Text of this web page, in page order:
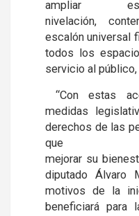
ampliar
nivelación,
escalón universal
todos los
servicio al
“Con estas
medidas
derechos de las
que
mejorar su
diputado Álvaro
motivos de la
beneficiará para